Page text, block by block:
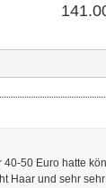
50 Euro hatte
Haar und sehr